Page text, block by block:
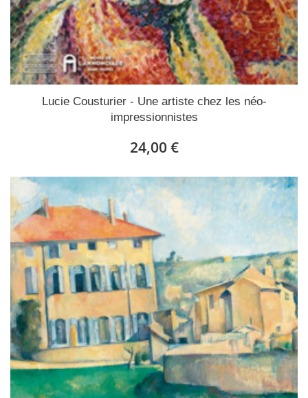
Lucie Cousturier - Une artiste chez les néo-
impressionnistes
24,00 €